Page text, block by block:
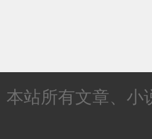
本站所有文章、小